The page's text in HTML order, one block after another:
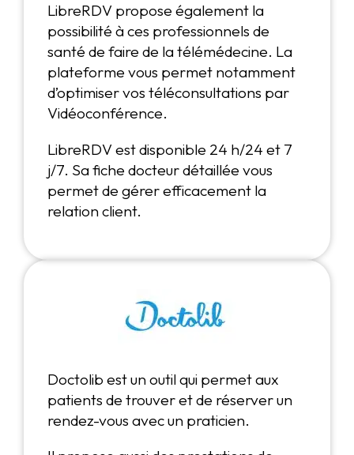
LibreRDV propose également la
possibilité à ces professionnels de
santé de faire de la télémédecine. La
plateforme vous permet notamment
d’optimiser vos téléconsultations par
Vidéoconférence.
LibreRDV est disponible 24 h/24 et 7
j/7. Sa fiche docteur détaillée vous
permet de gérer efficacement la
relation client.
Doctolib est un outil qui permet aux
patients de trouver et de réserver un
rendez-vous avec un praticien.